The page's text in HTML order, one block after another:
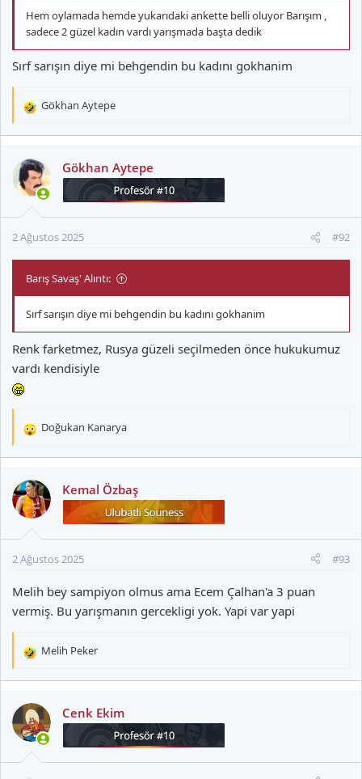
Hem oylamada hemde yukarıdaki ankette belli oluyor Barışım ,
sadece 2 güzel kadın vardı yarışmada başta dedik
Sırf sarışın diye mi behgendin bu kadını gokhanim
T
k
i
l
:
Gökhan Aytepe
Gökhan Aytepe
2 Ağustos 2025 #92
Barış Savaş' Alıntı:
Sırf sarışın diye mi behgendin bu kadını gokhanim
Renk farketmez, Rusya güzeli seçilmeden önce hukukumuz
vardı kendisiyle
T
k
i
l
:
Doğukan Kanarya
Kemal Özbaş
2 Ağustos 2025 #93
Melih bey sampiyon olmus ama Ecem Çalhan'a 3 puan
vermiş. Bu yarışmanın gercekligi yok. Yapi var yapi
T
k
i
l
Melih Peker
Cenk Ekim